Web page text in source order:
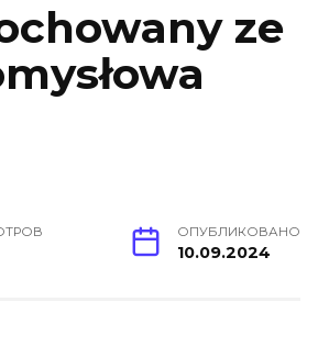
ze
ОПУБЛИКОВАНО
10.09.2024